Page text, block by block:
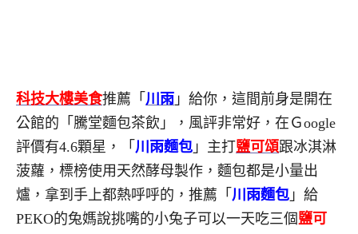
科技大樓美食推薦「 川雨 」給你，這間前身是開在
公館的「騰堂麵包茶飲」，風評非常好，在Ｇoogle
評價有4.6顆星，「 川雨麵包 」主打鹽可頌跟冰淇淋
菠蘿，標榜使用天然酵母製作，麵包都是小量出
爐，拿到手上都熱呼呼的，推薦「 川雨麵包 」給
PEKO的兔媽說挑嘴的小兔子可以一天吃三個鹽可